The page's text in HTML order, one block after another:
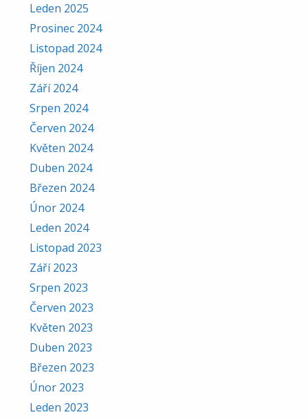
Leden 2025
Prosinec 2024
Listopad 2024
Říjen 2024
Září 2024
Srpen 2024
Červen 2024
Květen 2024
Duben 2024
Březen 2024
Únor 2024
Leden 2024
Listopad 2023
Září 2023
Srpen 2023
Červen 2023
Květen 2023
Duben 2023
Březen 2023
Únor 2023
Leden 2023